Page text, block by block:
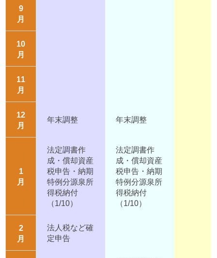
9
月
10
月
11
月
12
月
年末調整 年末調整
1
月
法定調書作
成・償却資産
税申告・納期
特例分源泉所
得税納付
（1/10）
法定調書作
成・償却資産
税申告・納期
特例分源泉所
得税納付
（1/10）
2
月
法人税など確
定申告